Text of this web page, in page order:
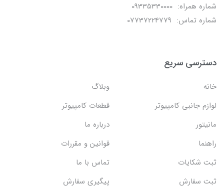
شماره همراه: 09335330000
شماره تماس: 07737224779
دسترسی سریع
خانه
وبلاگ
لوازم جانبی کامپیوتر
قطعات کامپیوتر
مانیتور
درباره ما
راهنما
قوانین و مقررات
ثبت شکایات
تماس با ما
ثبت سفارش
پیگیری سفارش